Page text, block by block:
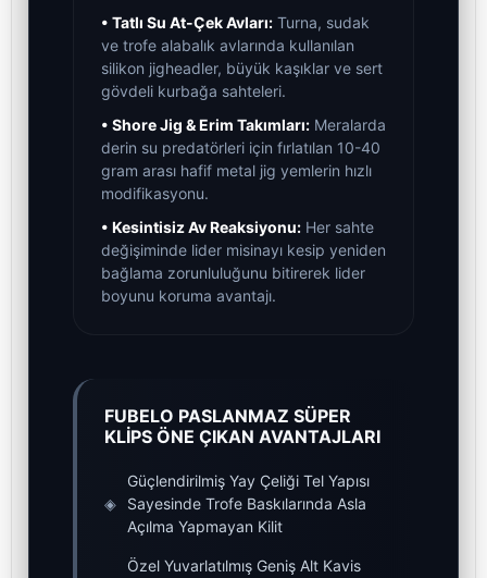
• Tatlı Su At-Çek Avları: Turna, sudak
ve trofe alabalık avlarında kullanılan
silikon jigheadler, büyük kaşıklar ve sert
gövdeli kurbağa sahteleri.
• Shore Jig & Erim Takımları: Meralarda
derin su predatörleri için fırlatılan 10-40
gram arası hafif metal jig yemlerin hızlı
modifikasyonu.
• Kesintisiz Av Reaksiyonu: Her sahte
değişiminde lider misinayı kesip yeniden
bağlama zorunluluğunu bitirerek lider
boyunu koruma avantajı.
FUBELO PASLANMAZ SÜPER
KLİPS ÖNE ÇIKAN AVANTAJLARI
◈
Güçlendirilmiş Yay Çeliği Tel Yapısı
Sayesinde Trofe Baskılarında Asla
Açılma Yapmayan Kilit
Özel Yuvarlatılmış Geniş Alt Kavis